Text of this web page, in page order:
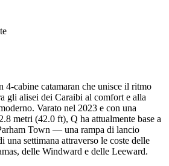
4-cabine catamaran che unisce il ritmo
gli alisei dei Caraibi al comfort e alla
Varato nel 2023 e con una
metri (42.0 ft), Q ha attualmente base a
Town — una rampa di lancio
una settimana attraverso le coste delle
delle Windward e delle Leeward.